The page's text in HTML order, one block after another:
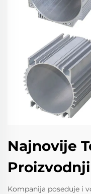
Najnovije
Proizvodnji
Kompanija poseduje i